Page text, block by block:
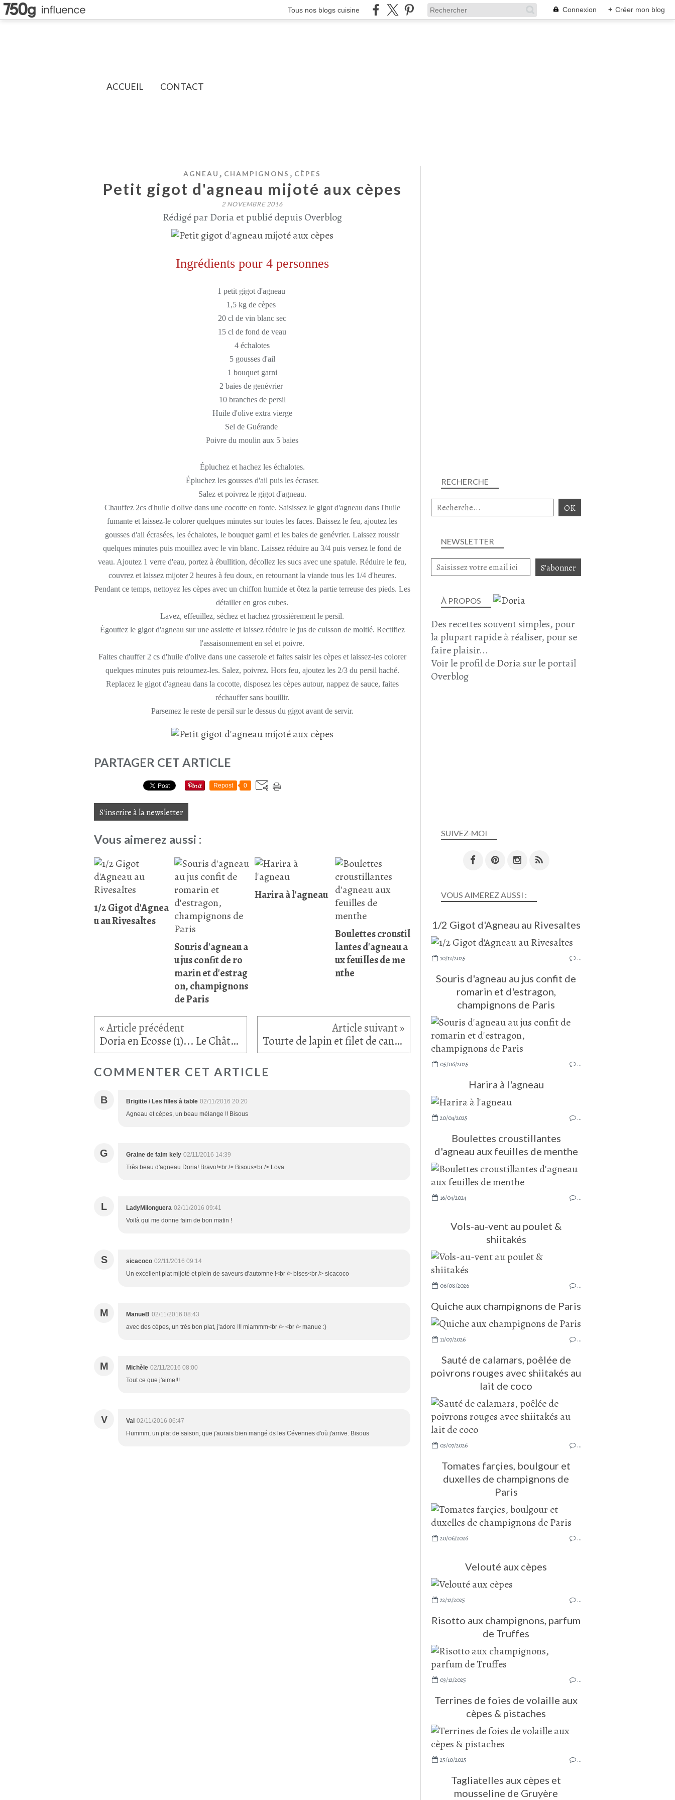
Tous nos blogs cuisine Connexion + Créer mon blog
ACCUEIL CONTACT
AGNEAU , CHAMPIGNONS , CÈPES
Petit gigot d'agneau mijoté aux cèpes
2 NOVEMBRE 2016
Rédigé par Doria et publié depuis Overblog
Ingrédients pour 4 personnes
1 petit gigot d'agneau
1,5 kg de cèpes
20 cl de vin blanc sec
15 cl de fond de veau
4 échalotes
5 gousses d'ail
1 bouquet garni
2 baies de genévrier
10 branches de persil
Huile d'olive extra vierge
Sel de Guérande
Poivre du moulin aux 5 baies
Épluchez et hachez les échalotes.
Épluchez les gousses d'ail puis les écraser.
Salez et poivrez le gigot d'agneau.
Chauffez 2cs d'huile d'olive dans une cocotte en fonte. Saisissez le gigot d'agneau dans l'huile
fumante et laissez-le colorer quelques minutes sur toutes les faces. Baissez le feu, ajoutez les
gousses d'ail écrasées, les échalotes, le bouquet garni et les baies de genévrier. Laissez roussir
quelques minutes puis mouillez avec le vin blanc. Laissez réduire au 3/4 puis versez le fond de
veau. Ajoutez 1 verre d'eau, portez à ébullition, décollez les sucs avec une spatule. Réduire le feu,
couvrez et laissez mijoter 2 heures à feu doux, en retournant la viande tous les 1/4 d'heures.
Pendant ce temps, nettoyez les cèpes avec un chiffon humide et ôtez la partie terreuse des pieds. Les
détailler en gros cubes.
Lavez, effeuillez, séchez et hachez grossièrement le persil.
Égouttez le gigot d'agneau sur une assiette et laissez réduire le jus de cuisson de moitié. Rectifiez
l'assaisonnement en sel et poivre.
Faites chauffer 2 cs d'huile d'olive dans une casserole et faites saisir les cèpes et laissez-les colorer
quelques minutes puis retournez-les. Salez, poivrez. Hors feu, ajoutez les 2/3 du persil haché.
Replacez le gigot d'agneau dans la cocotte, disposez les cèpes autour, nappez de sauce, faites
réchauffer sans bouillir.
Parsemez le reste de persil sur le dessus du gigot avant de servir.
PARTAGER CET ARTICLE
Repost 0
S'inscrire à la newsletter
Vous aimerez aussi :
1/2 Gigot d'Agnea
u au Rivesaltes
Souris d'agneau a
u jus confit de ro
marin et d'estrag
on, champignons
de Paris
Harira à l'agneau
Boulettes croustil
lantes d'agneau a
ux feuilles de me
nthe
Doria en Ecosse (1)... Le Château d'Edimbourg Tourte de lapin et filet de canard aux trompettes de la mort et girolles
COMMENTER CET ARTICLE
B Brigitte / Les filles à table 02/11/2016 20:20
Agneau et cèpes, un beau mélange !! Bisous
G Graine de faim kely 02/11/2016 14:39
Très beau d'agneau Doria! Bravo!<br /> Bisous<br /> Lova
L LadyMilonguera 02/11/2016 09:41
Voilà qui me donne faim de bon matin !
S sicacoco 02/11/2016 09:14
Un excellent plat mijoté et plein de saveurs d'automne !<br /> bises<br /> sicacoco
M ManueB 02/11/2016 08:43
avec des cèpes, un très bon plat, j'adore !!! miammm<br /> <br /> manue :)
M Michèle 02/11/2016 08:00
Tout ce que j'aime!!!
V Val 02/11/2016 06:47
Hummm, un plat de saison, que j'aurais bien mangé ds les Cévennes d'où j'arrive. Bisous
NEWSLETTER
SUIVEZ-MOI
RECHERCHE
À PROPOS
Des recettes souvent simples, pour
la plupart rapide à réaliser, pour se
faire plaisir...
Voir le profil deDoriasur le portail
Overblog
VOUS AIMEREZ AUSSI :
1/2 Gigot d'Agneau au Rivesaltes
10/12/2025 …
Souris d'agneau au jus confit de
romarin et d'estragon,
champignons de Paris
05/06/2025 …
Harira à l'agneau
20/04/2025 …
Boulettes croustillantes
d'agneau aux feuilles de menthe
16/04/2024 …
Vols-au-vent au poulet &
shiitakés
06/08/2026 …
Quiche aux champignons de Paris
11/07/2026 …
Sauté de calamars, poêlée de
poivrons rouges avec shiitakés au
lait de coco
03/07/2026 …
Tomates farçies, boulgour et
duxelles de champignons de
Paris
20/06/2026 …
Velouté aux cèpes
22/12/2025 …
Risotto aux champignons, parfum
de Truffes
03/12/2025 …
Terrines de foies de volaille aux
cèpes & pistaches
25/10/2025 …
Tagliatelles aux cèpes et
mousseline de Gruyère